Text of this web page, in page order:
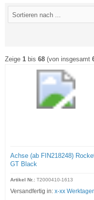
Sortieren nach ...
Zeige 1 bis 68 (von insgesamt
Achse (ab FIN218248)
GT Black
Artikel Nr.: T2000410-1613
Versandfertig in: x-xx